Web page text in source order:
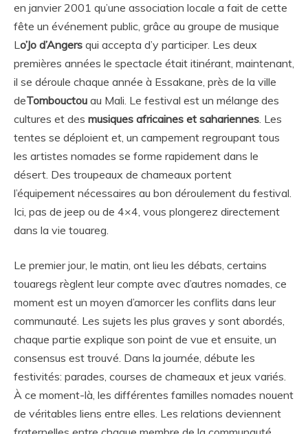
en janvier 2001 qu’une association locale a fait de cette
fête un événement public, grâce au groupe de musique
L o’Jo d’Angers qui accepta d’y participer. Les deux
premières années le spectacle était itinérant, maintenant,
il se déroule chaque année à Essakane, près de la ville
deTombouctou au Mali. Le festival est un mélange des
cultures et des musiques africaines et sahariennes . Les
tentes se déploient et, un campement regroupant tous
les artistes nomades se forme rapidement dans le
désert. Des troupeaux de chameaux portent
l’équipement nécessaires au bon déroulement du festival.
Ici, pas de jeep ou de 4×4, vous plongerez directement
dans la vie touareg.
Le premier jour, le matin, ont lieu les débats, certains
touaregs règlent leur compte avec d’autres nomades, ce
moment est un moyen d’amorcer les conflits dans leur
communauté. Les sujets les plus graves y sont abordés,
chaque partie explique son point de vue et ensuite, un
consensus est trouvé. Dans la journée, débute les
festivités: parades, courses de chameaux et jeux variés.
À ce moment-là, les différentes familles nomades nouent
de véritables liens entre elles. Les relations deviennent